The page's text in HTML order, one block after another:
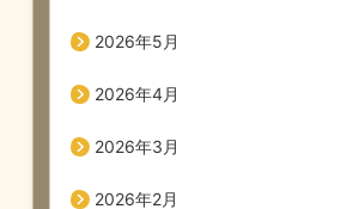
2026年5月
2026年4月
2026年3月
2026年2月